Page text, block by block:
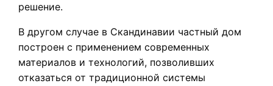
решение.
В другом случае в Скандинавии частный дом
построен с применением современных
материалов и технологий, позволивших
отказаться от традиционной системы